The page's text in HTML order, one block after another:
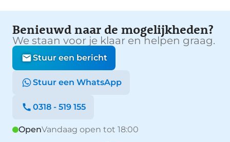
nieuwe auto? We verwelkomen u graag om u deze
Mustang Mach-E te laten zien, en dan leggen we u
ook uit welke financieringsvormen we erbij kunnen
aanbieden.
Benieuwd naar de mogelijkheden?
We staan voor je klaar en helpen graag.
Stuur een bericht
Stuur een WhatsApp
0318 - 519 155
OpenVandaag open tot 18:00